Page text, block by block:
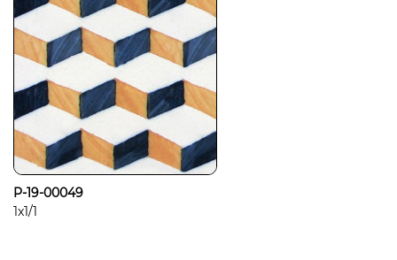
P-19-00049
1x1/1